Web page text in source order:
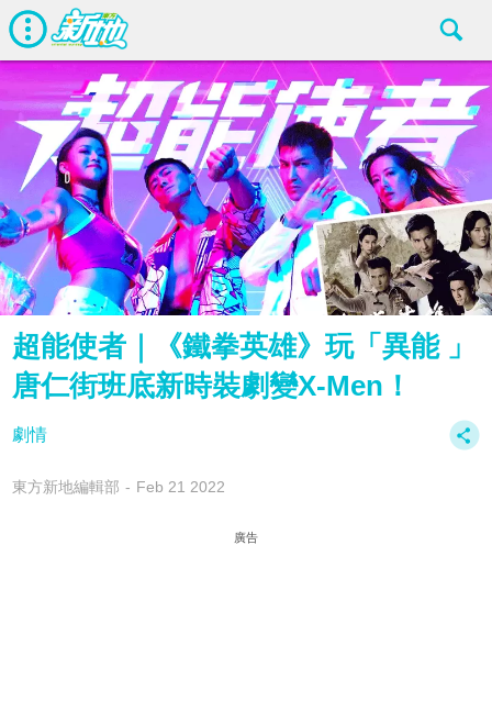
超能使者｜《鐵拳英雄》玩「異能 」
唐仁街班底新時裝劇變X-Men！
劇情
東方新地編輯部 Feb 21 2022
廣告